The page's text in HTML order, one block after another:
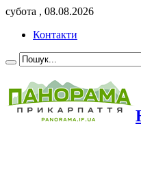
субота , 08.08.2026
Контакти